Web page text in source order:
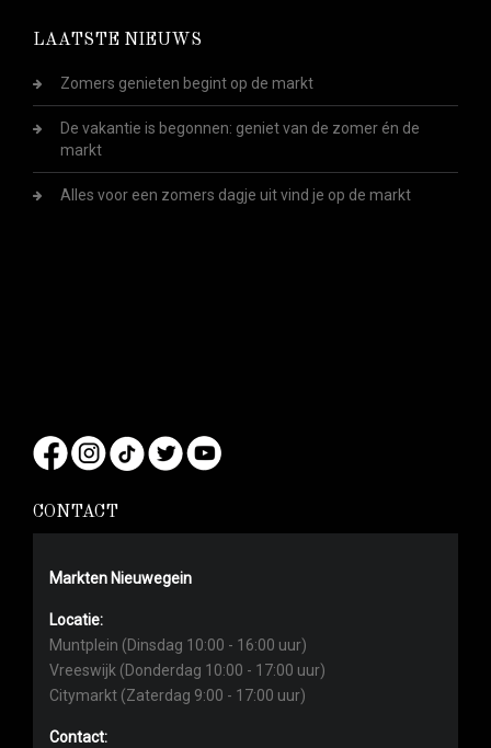
LAATSTE NIEUWS
Zomers genieten begint op de markt
De vakantie is begonnen: geniet van de zomer én de
markt
Alles voor een zomers dagje uit vind je op de markt
CONTACT
Markten Nieuwegein
Locatie:
Muntplein (Dinsdag 10:00 - 16:00 uur)
Vreeswijk (Donderdag 10:00 - 17:00 uur)
Citymarkt (Zaterdag 9:00 - 17:00 uur)
Contact: